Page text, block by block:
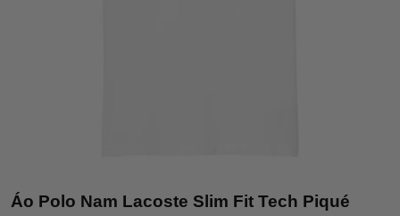
Áo Polo Nam Lacoste Slim Fit Tech Piqué